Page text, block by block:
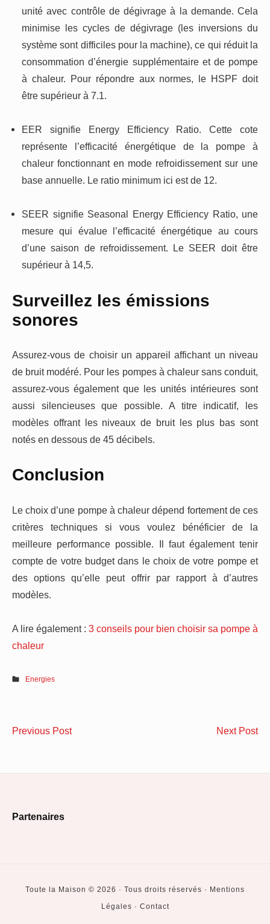
unité avec contrôle de dégivrage à la demande. Cela
minimise les cycles de dégivrage (les inversions du
système sont difficiles pour la machine), ce qui réduit la
consommation d’énergie supplémentaire et de pompe
à chaleur. Pour répondre aux normes, le HSPF doit
être supérieur à 7.1.
EER signifie Energy Efficiency Ratio.Cette cote
représente l’efficacité énergétique de la pompe à
chaleur fonctionnant en mode refroidissement sur une
base annuelle. Le ratio minimum ici est de 12.
SEER signifie Seasonal Energy Efficiency Ratio, une
mesure qui évalue l’efficacité énergétique au cours
d’une saison de refroidissement. Le SEER doit être
supérieur à 14,5.
Surveillez les émissions
sonores
Assurez-vous de choisir un appareil affichant un niveau
de bruit modéré. Pour les pompes à chaleur sans conduit,
assurez-vous également que les unités intérieures sont
aussi silencieuses que possible. A titre indicatif, les
modèles offrant les niveaux de bruit les plus bas sont
notés en dessous de 45 décibels.
Conclusion
Le choix d’une pompe à chaleur dépend fortement de ces
critères techniques si vous voulez bénéficier de la
meilleure performance possible. Il faut également tenir
compte de votre budget dans le choix de votre pompe et
des options qu’elle peut offrir par rapport à d’autres
modèles.
A lire également : 3 conseils pour bien choisir sa pompe à
chaleur
Energies
Navigation
Previous PostComment
Next Post
Partenaires
Toute la Maison © 2026 · Tous droits réservés · Mentions
Légales · Contact